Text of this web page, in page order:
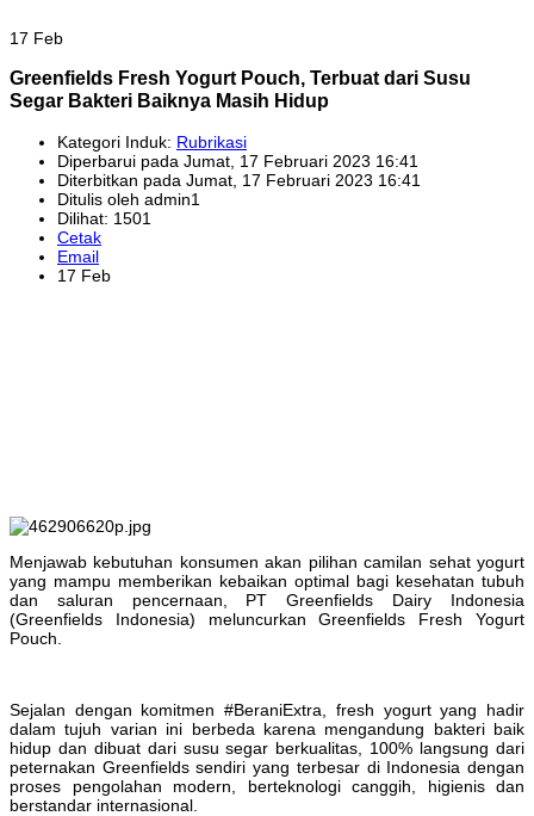
17 Feb
Greenfields Fresh Yogurt Pouch, Terbuat dari Susu
Segar Bakteri Baiknya Masih Hidup
Kategori Induk: Rubrikasi
Diperbarui pada Jumat, 17 Februari 2023 16:41
Diterbitkan pada Jumat, 17 Februari 2023 16:41
Ditulis oleh admin1
Dilihat: 1501
Cetak
Email
17 Feb
Menjawab kebutuhan konsumen akan pilihan camilan sehat yogurt
yang mampu memberikan kebaikan optimal bagi kesehatan tubuh
dan saluran pencernaan, PT Greenfields Dairy Indonesia
(Greenfields Indonesia) meluncurkan Greenfields Fresh Yogurt
Pouch.
Sejalan dengan komitmen #BeraniExtra, fresh yogurt yang hadir
dalam tujuh varian ini berbeda karena mengandung bakteri baik
hidup dan dibuat dari susu segar berkualitas, 100% langsung dari
peternakan Greenfields sendiri yang terbesar di Indonesia dengan
proses pengolahan modern, berteknologi canggih, higienis dan
berstandar internasional.